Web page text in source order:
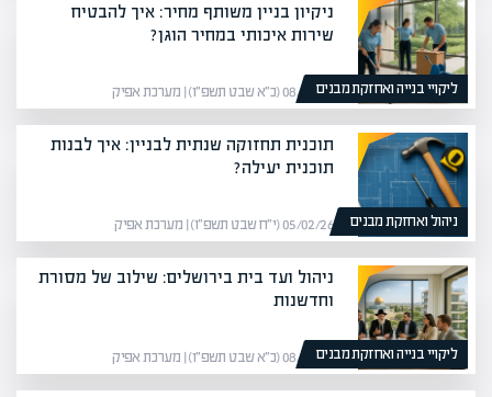
ליקויי בנייה ואחזקת מבנים
ניקיון בניין משותף מחיר: איך להבטיח
שירות איכותי במחיר הוגן?
08/02/26 (כ״א שבט תשפ״ו) | מערכת אפיק
ניהול ואחזקת מבנים
תוכנית תחזוקה שנתית לבניין: איך לבנות
תוכנית יעילה?
05/02/26 (י״ח שבט תשפ״ו) | מערכת אפיק
ליקויי בנייה ואחזקת מבנים
ניהול ועד בית בירושלים: שילוב של מסורת
וחדשנות
08/02/26 (כ״א שבט תשפ״ו) | מערכת אפיק